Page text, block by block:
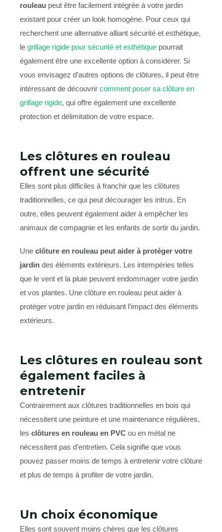
rouleau peut être facilement intégrée à votre jardin
existant pour créer un look homogène. Pour ceux qui
recherchent une alternative alliant sécurité et esthétique,
le grillage rigide pour sécurité et esthétique pourrait
également être une excellente option à considérer. Si
vous envisagez d’autres options de clôtures, il peut être
intéressant de découvrir comment poser sa clôture en
grillage rigide, qui offre également une excellente
protection et délimitation de votre espace.
Les clôtures en rouleau
offrent une sécurité
Elles sont plus difficiles à franchir que les clôtures
traditionnelles, ce qui peut décourager les intrus. En
outre, elles peuvent également aider à empêcher les
animaux de compagnie et les enfants de sortir du jardin.
Une clôture en rouleau peut aider à protéger votre
jardin des éléments extérieurs. Les intempéries telles
que le vent et la pluie peuvent endommager votre jardin
et vos plantes. Une clôture en rouleau peut aider à
protéger votre jardin en réduisant l’impact des éléments
extérieurs.
Les clôtures en rouleau sont
également faciles à
entretenir
Contrairement aux clôtures traditionnelles en bois qui
nécessitent une peinture et une maintenance régulières,
les clôtures en rouleau en PVC ou en métal ne
nécessitent pas d’entretien. Cela signifie que vous
pouvez passer moins de temps à entretenir votre clôture
et plus de temps à profiter de votre jardin.
Un choix économique
Elles sont souvent moins chères que les clôtures